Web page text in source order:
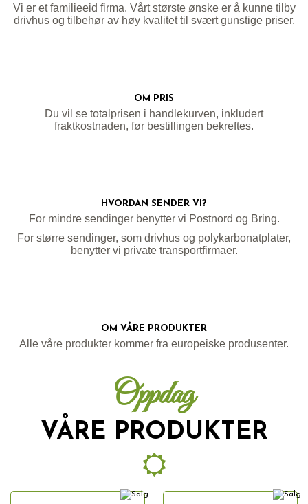
Vi er et familieeid firma. Vårt største ønske er å kunne tilby
drivhus og tilbehør av høy kvalitet til svært gunstige priser.
OM PRIS
Du vil se totalprisen i handlekurven, inkludert
fraktkostnaden, før bestillingen bekreftes.
HVORDAN SENDER VI?
For mindre sendinger benytter vi Postnord og Bring.
For større sendinger, som drivhus og polykarbonatplater,
benytter vi private transportfirmaer.
OM VÅRE PRODUKTER
Alle våre produkter kommer fra europeiske produsenter.
Oppdag
VÅRE PRODUKTER